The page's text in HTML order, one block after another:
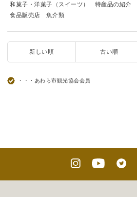
和菓子・洋菓子（スイーツ）
特産品の紹介
食品販売店
魚介類
新しい順 古い順
・・・あわら市観光協会会員